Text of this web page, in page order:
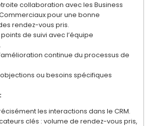
collaboration avec les Business
pour une bonne
rendez-vous pris.
de suivi avec l’équipe
continue du processus de
ou besoins spécifiques
les interactions dans le CRM.
clés : volume de rendez-vous pris,